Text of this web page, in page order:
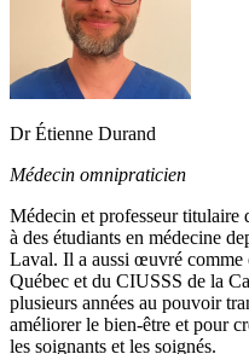
Dr Étienne Durand
Médecin omnipraticien
Médecin et professeur titulaire
à des étudiants en médecine
Laval. Il a aussi œuvré comme
Québec et du CIUSSS de la
plusieurs années au pouvoir
améliorer le bien-être et pour
les soignants et les soignés.